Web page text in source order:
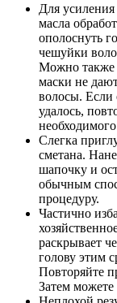
Для усиления
масла
ополоснуть
чешуйки
Можно также
маски не
волосы. Если
удалось,
необходимого
Слегка
сметана.
шапочку и
обычным
процедуру.
Частично
раскрывает
голову этим
Повторяйте
Затем